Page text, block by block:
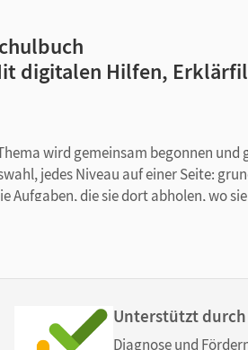
digitalen Hilfen,
wird gemeinsam begonnen und
jedes Niveau auf einer Seite:
Aufgaben, die sie dort abholen, wo
Vorbereitungsaufwand.
Drei Tests - von der
selbstständig zu
Unterstützt
Diagnose und